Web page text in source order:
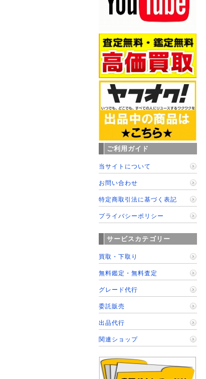
ご利用ガイド
当サイトについて
お問い合わせ
特定商取引法に基づく表記
プライバシーポリシー
サービスカテゴリー
買取・下取り
無料鑑定・無料査定
グレード代行
委託販売
出品代行
関連ショップ